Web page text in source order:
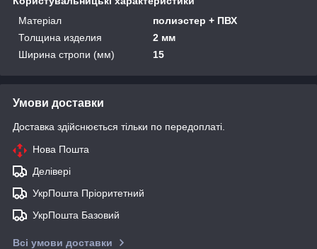
Матеріал
полиэстер + ПВХ
Толщина изделия
2 мм
Ширина стропи (мм)
15
Умови доставки
Доставка здійснюється тільки по передоплаті.
Нова Пошта
Делівері
УкрПошта Пріоритетний
УкрПошта Базовий
Всі умови доставки